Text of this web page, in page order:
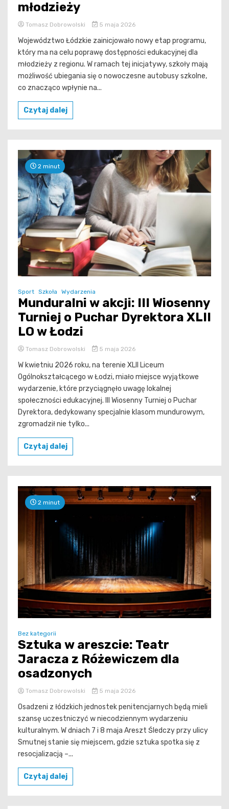
młodzieży
Tomasz Dobrowolski 5 maja 2026
Województwo Łódzkie zainicjowało nowy etap programu,
który ma na celu poprawę dostępności edukacyjnej dla
młodzieży z regionu. W ramach tej inicjatywy, szkoły mają
możliwość ubiegania się o nowoczesne autobusy szkolne,
co znacząco wpłynie na...
Czytaj dalej
2 minut
Sport Szkoła Wydarzenia
Munduralni w akcji: III Wiosenny
Turniej o Puchar Dyrektora XLII
LO w Łodzi
Tomasz Dobrowolski 5 maja 2026
W kwietniu 2026 roku, na terenie XLII Liceum
Ogólnokształcącego w Łodzi, miało miejsce wyjątkowe
wydarzenie, które przyciągnęło uwagę lokalnej
społeczności edukacyjnej. III Wiosenny Turniej o Puchar
Dyrektora, dedykowany specjalnie klasom mundurowym,
zgromadził nie tylko...
Czytaj dalej
2 minut
Bez kategorii
Sztuka w areszcie: Teatr
Jaracza z Różewiczem dla
osadzonych
Tomasz Dobrowolski 5 maja 2026
Osadzeni z łódzkich jednostek penitencjarnych będą mieli
szansę uczestniczyć w niecodziennym wydarzeniu
kulturalnym. W dniach 7 i 8 maja Areszt Śledczy przy ulicy
Smutnej stanie się miejscem, gdzie sztuka spotka się z
resocjalizacją –...
Czytaj dalej